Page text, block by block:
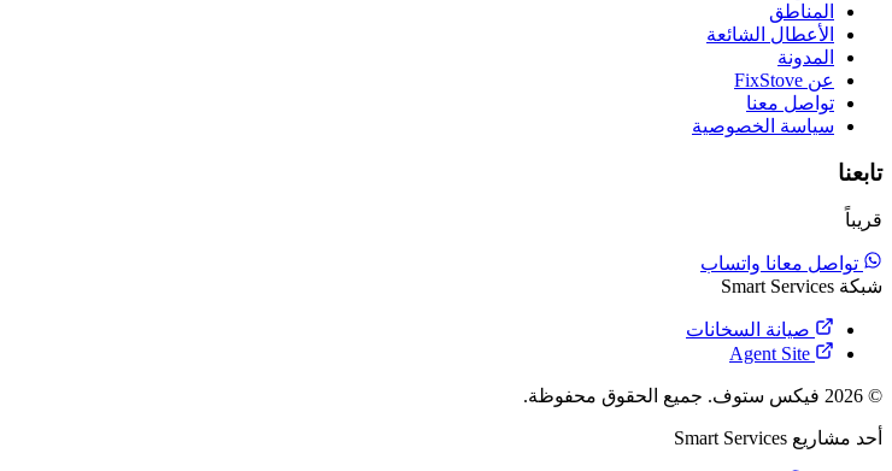
المناطق
الأعطال الشائعة
المدونة
عن FixStove
تواصل معنا
سياسة الخصوصية
تابعنا
قريباً
تواصل معانا واتساب
شبكة Smart Services
صيانة السخانات
Agent Site
© 2026 فيكس ستوف. جميع الحقوق محفوظة.
أحد مشاريع Smart Services